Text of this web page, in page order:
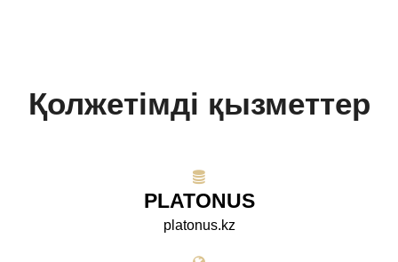
Қолжетімді қызметтер
PLATONUS
platonus.kz